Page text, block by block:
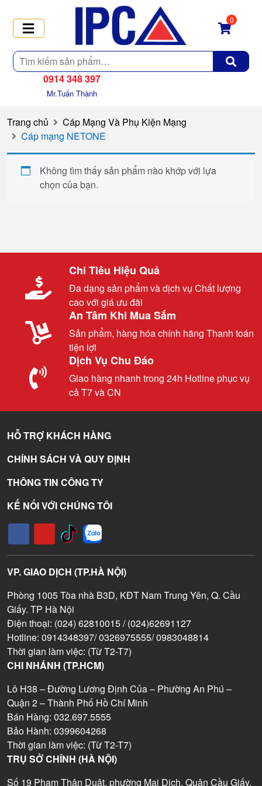
Tìm
kiếm
0
0914 348 397
Mr.Tuấn Thành
Trang chủ
Cáp Mạng Và Phụ Kiện Mạng
Cáp mạng NETONE
Không tìm thấy sản phẩm nào khớp với lựa
chọn của bạn.
Chi Tiêu Hiệu Quả
Đa dạng sản phẩm và dịch vụ Chất lượng
cao với giá ưu đãi
An Tâm Khi Mua Sắm
Sản phẩm, hàng hóa chính hãng Thanh toán
tiện lợi
Dịch Vụ Chu Đáo
Giao hàng nhanh trong 24h Hotline phục vụ
cả T7 và CN
HỖ TRỢ KHÁCH HÀNG
CHÍNH SÁCH VÀ QUY ĐỊNH
THÔNG TIN CÔNG TY
KẾ NỐI VỚI CHÚNG TÔI
VP. GIAO DỊCH (TP.HÀ NỘI)
Phòng 1005 Tòa nhà B3D, KĐT Nam Trung Yên, Q. Cầu
Giấy. TP Hà Nội
Điện thoại: (024) 62810015 / (024)62691127
Hotline: 0914348397/ 0326975555/ 0983048814
Thời gian làm việc: (Từ T2-T7)
CHI NHÁNH (TP.HCM)
Lô H38 – Đường Lương Định Của – Phường An Phú –
Quận 2 – Thành Phố Hồ Chí Minh
Bán Hàng: 032.697.5555
Bảo Hành: 0399604268
Thời gian làm việc: (Từ T2-T7)
TRỤ SỞ CHÍNH (HÀ NỘI)
Số 19 Phạm Thận Duật, phường Mai Dịch, Quận Cầu Giấy,